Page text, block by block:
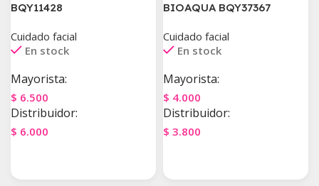
BQY11428
Cuidado facial
En stock
Mayorista:
$ 6.500
Distribuidor:
$ 6.000
BIOAQUA BQY37367
Cuidado facial
En stock
Mayorista:
$ 4.000
Distribuidor:
$ 3.800